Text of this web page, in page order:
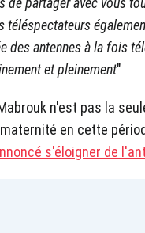
téléspectateurs
des antennes à la fois
et pleinement"
n'est pas la
en cette
s'éloigner de